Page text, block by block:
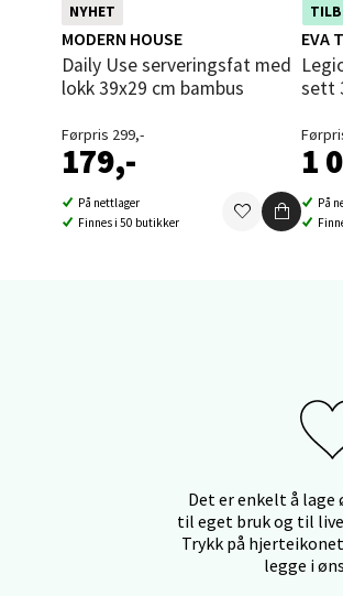
NYHET
MODERN HOUSE
Daily Use serveringsfat med
lokk 39x29 cm bambus
Førpris 299,-
179,-
På nettlager
Finnes i 50 butikker
Dette
dag!
EVA
Legio Nova serveringsfat
sett
1
På
Det er enkelt å lage
til eget bruk og til
Trykk på
legge i